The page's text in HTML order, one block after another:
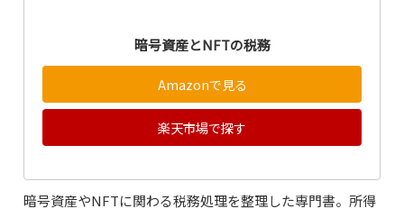
暗号資産とNFTの税務
Amazonで見る
楽天市場で探す
暗号資産やNFTに関わる税務処理を整理した専門書。所得